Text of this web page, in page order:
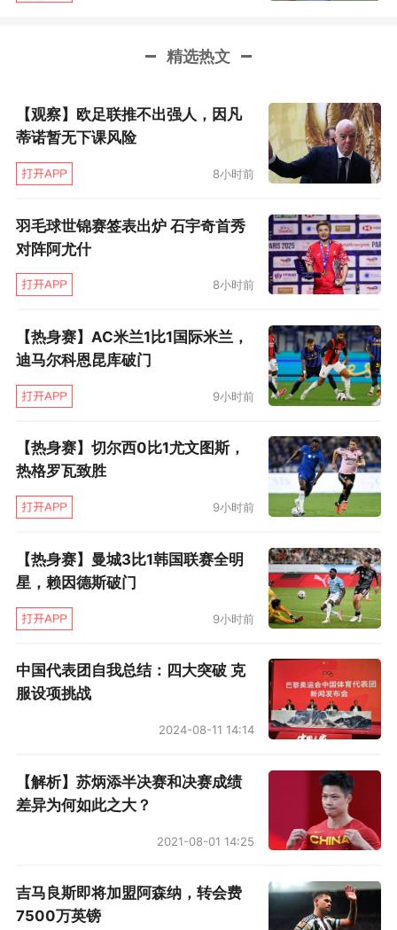
精选热文
【观察】欧足联推不出强人，因凡
蒂诺暂无下课风险
8小时前
羽毛球世锦赛签表出炉 石宇奇首秀
对阵阿尤什
8小时前
【热身赛】AC米兰1比1国际米兰，
迪马尔科恩昆库破门
9小时前
【热身赛】切尔西0比1尤文图斯，
热格罗瓦致胜
9小时前
【热身赛】曼城3比1韩国联赛全明
星，赖因德斯破门
9小时前
中国代表团自我总结：四大突破 克
服设项挑战
2024-08-11 14:14
【解析】苏炳添半决赛和决赛成绩
差异为何如此之大？
2021-08-01 14:25
吉马良斯即将加盟阿森纳，转会费
7500万英镑